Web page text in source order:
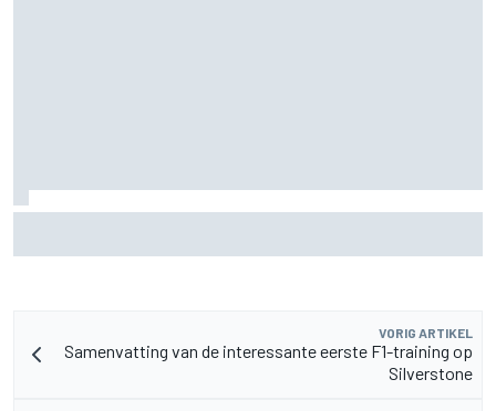
VORIG ARTIKEL
Samenvatting van de interessante eerste F1-training op
Silverstone